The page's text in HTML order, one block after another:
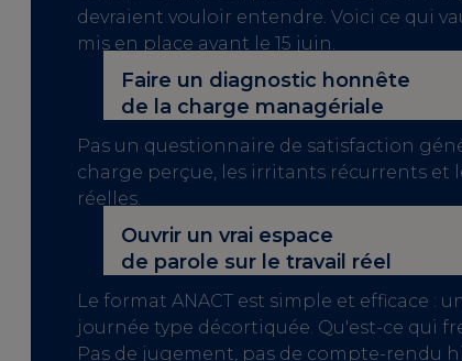
devraient vouloir entendre. Voici ce qui
mis en place avant le 15 juin.
Faire un diagnostic honnête
de la charge managériale
Pas un questionnaire de satisfaction
charge perçue, les irritants récurrents et
réelles.
Ouvrir un vrai espace
de parole sur le travail réel
Le format ANACT est simple et efficace :
journée type décortiquée. Qu'est-ce qui
Pas de jugement, pas de compte-rendu